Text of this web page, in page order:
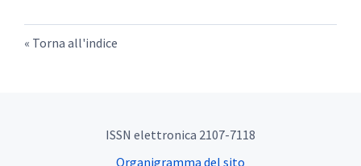
Torna all'indice
ISSN elettronica 2107-7118
Organigramma del sito